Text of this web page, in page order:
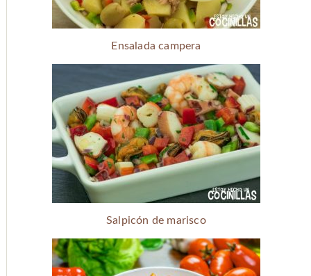
Ensalada campera
Salpicón de marisco